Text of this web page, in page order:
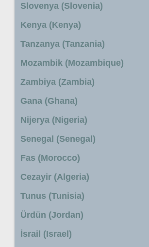
Slovenya (Slovenia)
Kenya (Kenya)
Tanzanya (Tanzania)
Mozambik (Mozambique)
Zambiya (Zambia)
Gana (Ghana)
Nijerya (Nigeria)
Senegal (Senegal)
Fas (Morocco)
Cezayir (Algeria)
Tunus (Tunisia)
Ürdün (Jordan)
İsrail (Israel)